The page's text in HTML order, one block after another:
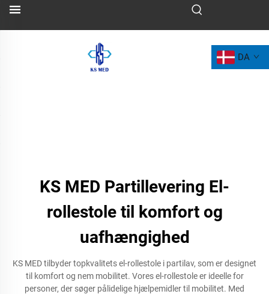
DA
KS MED Partillevering El-
rollestole til komfort og
uafhængighed
KS MED tilbyder topkvalitets el-rollestole i partilav, som er designet
til komfort og nem mobilitet. Vores el-rollestole er ideelle for
personer, der søger pålidelige hjælpemidler til mobilitet. Med